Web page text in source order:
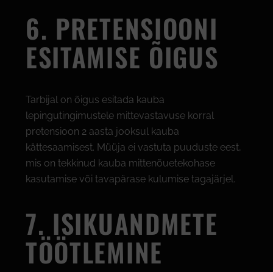
6. PRETENSIOONI
ESITAMISE ÕIGUS
Tarbijal on õigus esitada kauba
lepingutingimustele mittevastavuse korral
pretensioon 2 aasta jooksul kauba
kättesaamisest. Müüja ei vastuta puuduste eest,
mis on tekkinud kauba mittenõuetekohase
kasutamise või tavapärase kulumise tagajärjel.
7. ISIKUANDMETE
TÖÖTLEMINE